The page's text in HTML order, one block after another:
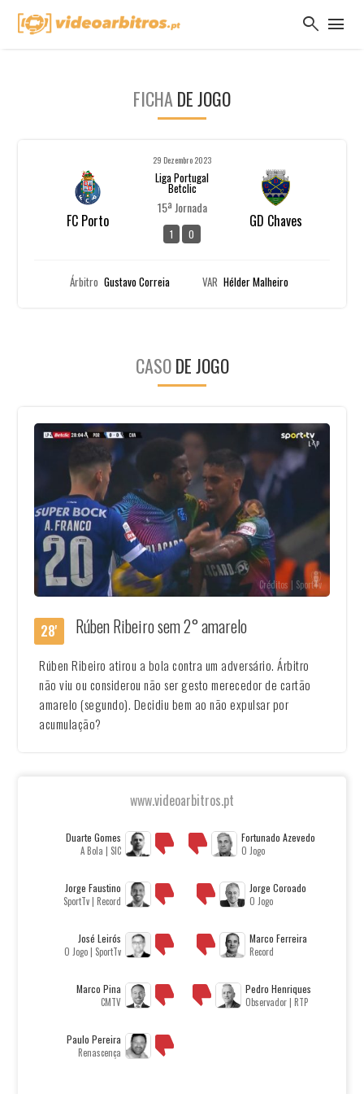
search menu
FICHA DE JOGO
FC Porto
29 Dezembro 2023
Liga Portugal
Betclic
15ª Jornada
1 0
GD Chaves
Árbitro Gustavo Correia VAR Hélder Malheiro
CASODE JOGO
Créditos | SportTv
28' Rúben Ribeiro sem 2° amarelo
Rúben Ribeiro atirou a bola contra um adversário. Árbitro
não viu ou considerou não ser gesto merecedor de cartão
amarelo (segundo). Decidiu bem ao não expulsar por
acumulação?
www.videoarbitros.pt
Duarte Gomes
A Bola | SIC
Fortunado Azevedo
O Jogo
Jorge Faustino
SportTv | Record
Jorge Coroado
O Jogo
José Leirós
O Jogo | SportTv
Marco Ferreira
Record
Marco Pina
CMTV
Pedro Henriques
Observador | RTP
Paulo Pereira
Renascença